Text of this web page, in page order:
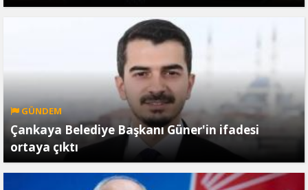
GÜNDEM
Çankaya Belediye Başkanı Güner'in ifadesi
ortaya çıktı